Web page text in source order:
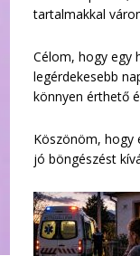
tartalmakkal
Célom, hogy egy
legérdekesebb
könnyen érthető
Köszönöm, hogy
jó böngészést